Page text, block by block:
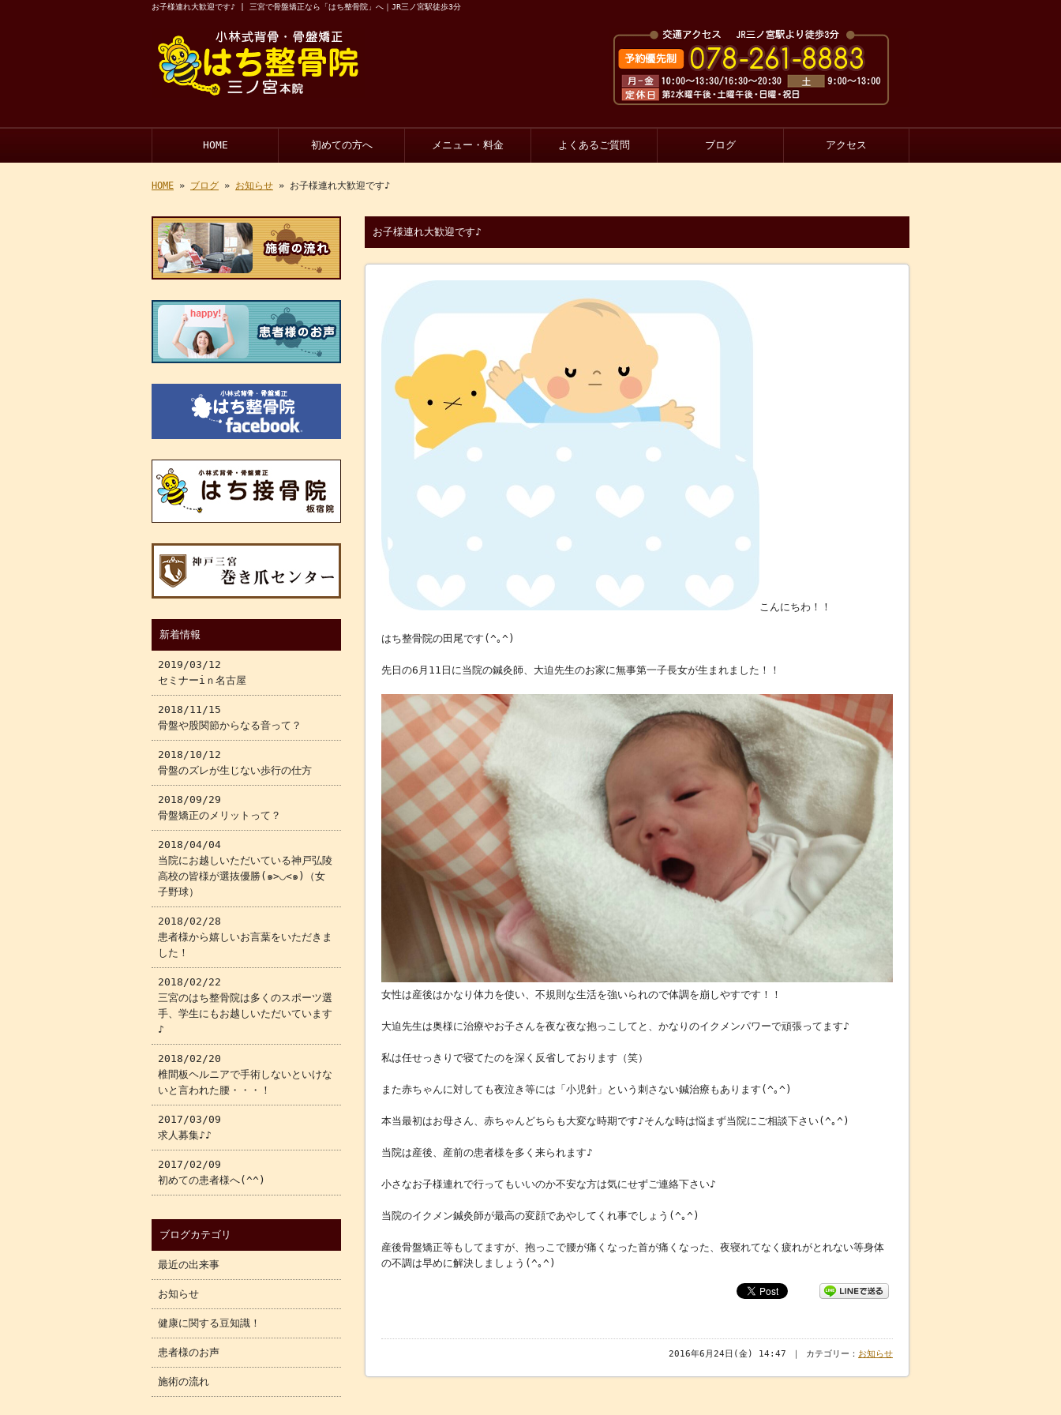
お子様連れ大歓迎です♪ | 三宮で骨盤矯正なら「はち整骨院」へ｜JR三ノ宮駅徒歩3分
HOME 初めての方へ メニュー・料金 よくあるご質問 ブログ アクセス
HOME » ブログ » お知らせ » お子様連れ大歓迎です♪
お子様連れ大歓迎です♪
こんにちわ！！
はち整骨院の田尾です(^｡^)
先日の6月11日に当院の鍼灸師、大迫先生のお家に無事第一子長女が生まれました！！
女性は産後はかなり体力を使い、不規則な生活を強いられので体調を崩しやすです！！
大迫先生は奥様に治療やお子さんを夜な夜な抱っこしてと、かなりのイクメンパワーで頑張ってます♪
私は任せっきりで寝てたのを深く反省しております（笑）
また赤ちゃんに対しても夜泣き等には「小児針」という刺さない鍼治療もあります(^｡^)
本当最初はお母さん、赤ちゃんどちらも大変な時期です♪そんな時は悩まず当院にご相談下さい(^｡^)
当院は産後、産前の患者様を多く来られます♪
小さなお子様連れで行ってもいいのか不安な方は気にせずご連絡下さい♪
当院のイクメン鍼灸師が最高の変顔であやしてくれ事でしょう(^｡^)
産後骨盤矯正等もしてますが、抱っこで腰が痛くなった首が痛くなった、夜寝れてなく疲れがとれない等身体
の不調は早めに解決しましょう(^｡^)
2016年6月24日(金) 14:47 ｜ カテゴリー： お知らせ
新着情報
2019/03/12
セミナーiｎ名古屋
2018/11/15
骨盤や股関節からなる音って？
2018/10/12
骨盤のズレが生じない歩行の仕方
2018/09/29
骨盤矯正のメリットって？
2018/04/04
当院にお越しいただいている神戸弘陵
高校の皆様が選抜優勝(๑>◡<๑)（女
子野球）
2018/02/28
患者様から嬉しいお言葉をいただきま
した！
2018/02/22
三宮のはち整骨院は多くのスポーツ選
手、学生にもお越しいただいています
♪
2018/02/20
椎間板ヘルニアで手術しないといけな
いと言われた腰・・・！
2017/03/09
求人募集♪♪
2017/02/09
初めての患者様へ(^^)
ブログカテゴリ
最近の出来事
お知らせ
健康に関する豆知識！
患者様のお声
施術の流れ